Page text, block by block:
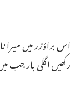
اس براؤزر میں
رکھیں اگلی بار جب